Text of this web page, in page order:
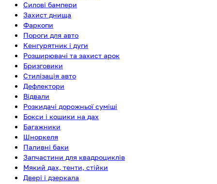
Силові бампери
Захист днища
Фаркопи
Пороги для авто
Кенгурятник і дуги
Розширювачі та захист арок
Бризговики
Стилізація авто
Дефлектори
Відвали
Розкидачі дорожньої суміші
Бокси і кошики на дах
Багажники
Шноркеля
Паливні баки
Запчастини для квадроциклів
Мякий дах, тенти, стійки
Двері і дзеркала